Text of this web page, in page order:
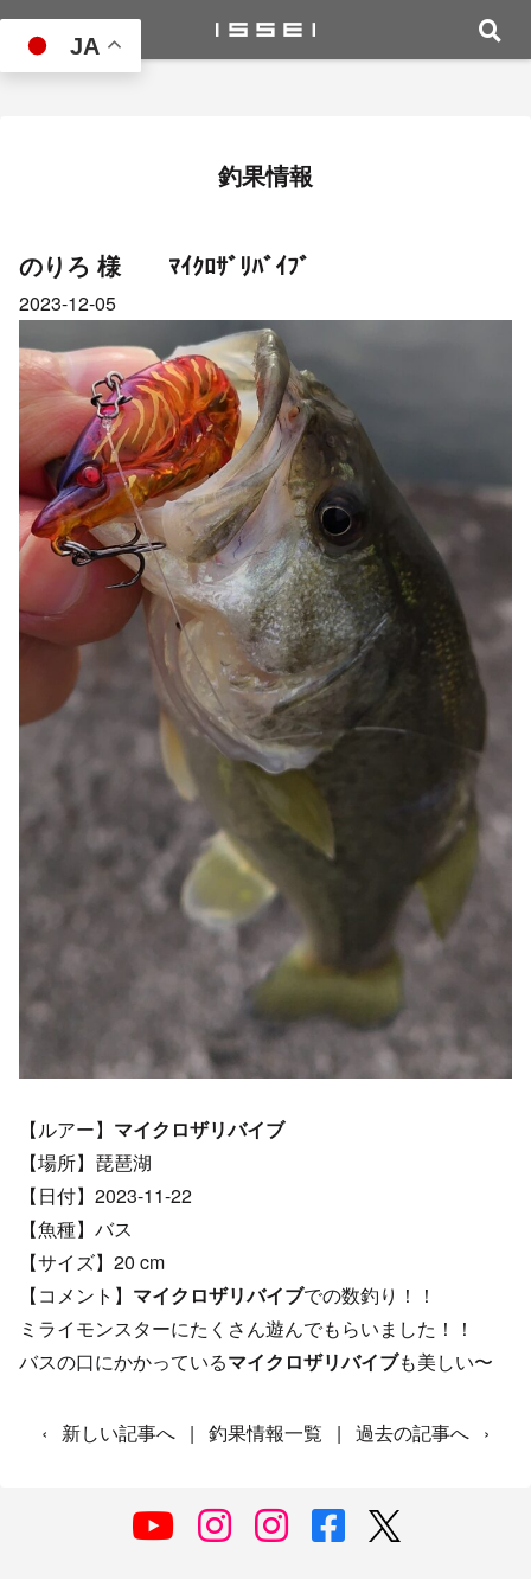
JA
釣果情報
のりろ 様 ﾏｲｸﾛｻﾞﾘﾊﾞｲﾌﾞ
2023-12-05
【ルアー】 マイクロザリバイブ
【場所】琵琶湖
【日付】2023-11-22
【魚種】バス
【サイズ】20 cm
【コメント】 マイクロザリバイブでの数釣り！！
ミライモンスターにたくさん遊んでもらいました！！
バスの口にかかっているマイクロザリバイブも美しい〜
‹ 新しい記事へ | 釣果情報一覧 | 過去の記事へ ›